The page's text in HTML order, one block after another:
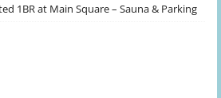
1BR at Main Square – Sauna & Parking